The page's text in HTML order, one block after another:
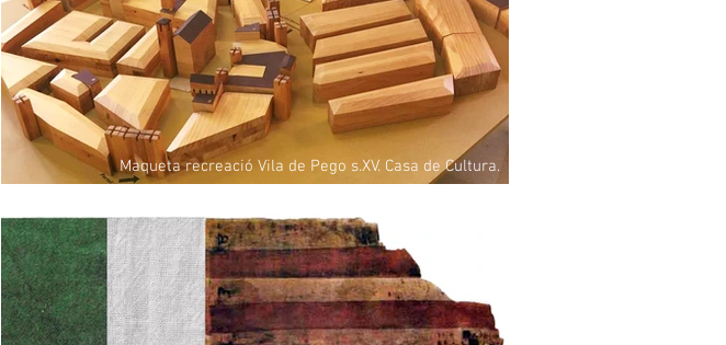
Maqueta recreació Vila de Pego s.XV. Casa de Cultura.